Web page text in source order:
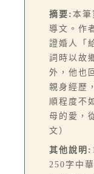
摘要: 本筆
導文。作
證婚人「
詞時以故
外，他也
親身經歷
順程度不
母的愛，
文）
其他說明:
250字中